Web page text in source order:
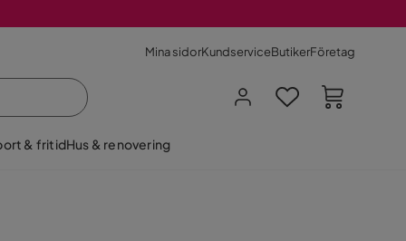
Mina sidorKundserviceButikerFöretag
& fritidHus & renovering